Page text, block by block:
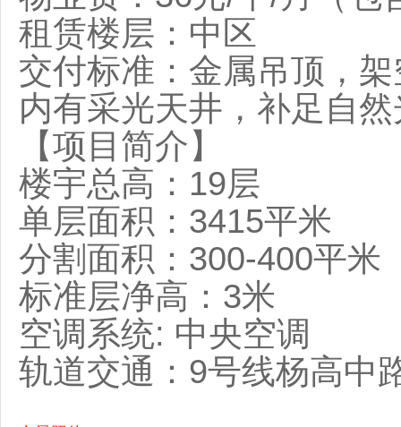
租赁楼层：中区
交付标准：金属吊顶，
内有采光天井，补足自
【项目简介】
楼宇总高：19层
单层面积：3415平米
分割面积：300-400平米
标准层净高：3米
空调系统: 中央空调
轨道交通：9号线杨高中